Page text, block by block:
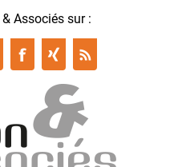
Associés sur :